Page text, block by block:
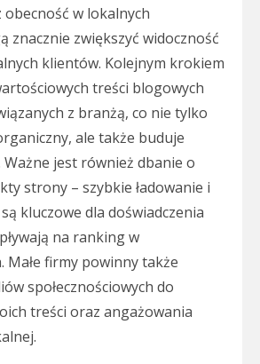
w lokalnych
znacznie zwiększyć widoczność
klientów. Kolejnym krokiem
treści blogowych
z branżą, co nie tylko
ale także buduje
jest również dbanie o
strony – szybkie ładowanie i
kluczowe dla doświadczenia
na ranking w
Małe firmy powinny także
społecznościowych do
treści oraz angażowania